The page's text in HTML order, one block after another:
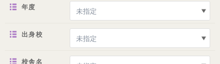
年度
出身校
校舎名